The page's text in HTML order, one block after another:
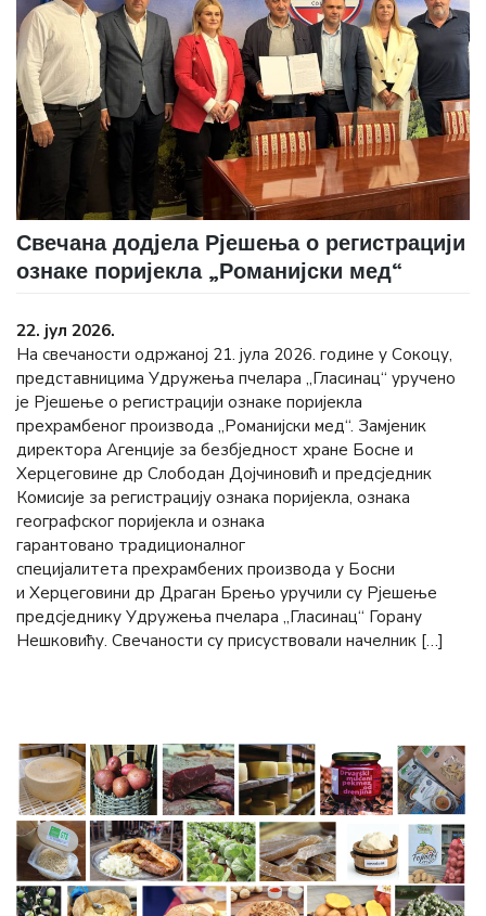
Свечана додјела Рјешења о регистрацији
ознаке поријекла „Романијски мед“
22. јул 2026.
На свечаности одржаној 21. јула 2026. године у Сокоцу,
представницима Удружења пчелара „Гласинац“ уручено
је Рјешење о регистрацији ознаке поријекла
прехрамбеног производа „Романијски мед“. Замјеник
директора Агенције за безбједност хране Босне и
Херцеговине др Слободан Дојчиновић и предсједник
Комисије за регистрацију ознака поријекла, ознака
географског поријекла и ознака
гарантовано традиционалног
специјалитета прехрамбених производа у Босни
и Херцеговини др Драган Брењо уручили су Рјешење
предсједнику Удружења пчелара „Гласинац“ Горану
Нешковићу. Свечаности су присуствовали начелник […]